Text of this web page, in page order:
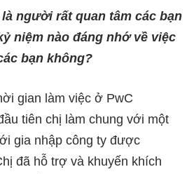
người rất quan tâm các bạn
niệm nào đáng nhớ về việc
bạn không?
gian làm việc ở PwC
tiên chị làm chung với một
gia nhập công ty được
đã hỗ trợ và khuyến khích